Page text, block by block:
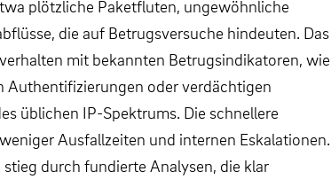
plötzliche Paketfluten, ungewöhnliche
die auf Betrugsversuche hindeuten. Das
mit bekannten Betrugsindikatoren, wie
Authentifizierungen oder verdächtigen
üblichen IP-Spektrums. Die schnellere
Ausfallzeiten und internen Eskalationen.
durch fundierte Analysen, die klar